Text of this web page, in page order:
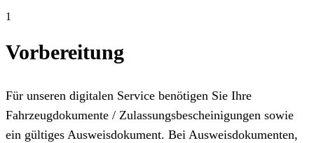
1
Vorbereitung
Für unseren digitalen Service benötigen Sie Ihre
Fahrzeugdokumente / Zulassungsbescheinigungen sowie
ein gültiges Ausweisdokument. Bei Ausweisdokumenten,